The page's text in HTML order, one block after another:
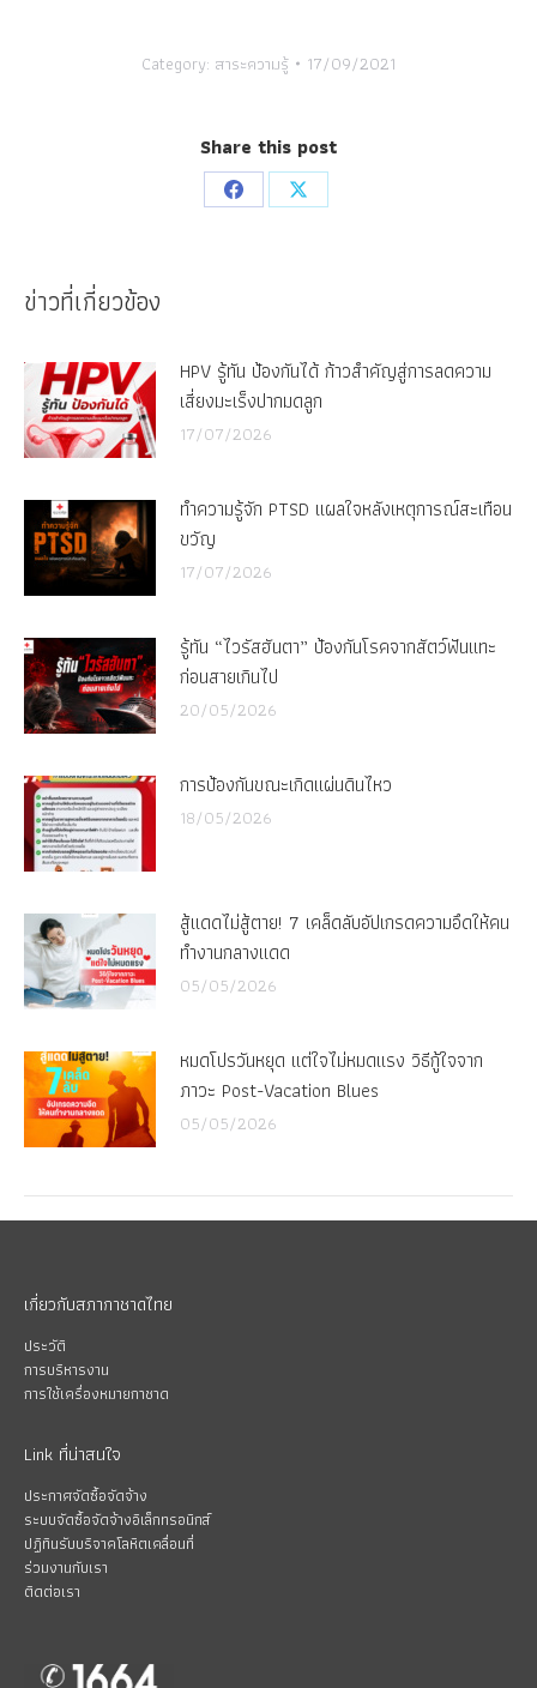
Category: สาระความรู้ 17/09/2021
Share this post
Share
Share
ข่าวที่เกี่ยวข้อง
HPV รู้ทัน ป้องกันได้ ก้าวสำคัญสู่การลดความ
เสี่ยงมะเร็งปากมดลูก
17/07/2026
ทำความรู้จัก PTSD แผลใจหลังเหตุการณ์สะเทือน
ขวัญ
17/07/2026
รู้ทัน “ไวรัสฮันตา” ป้องกันโรคจากสัตว์ฟันแทะ
ก่อนสายเกินไป
20/05/2026
การป้องกันขณะเกิดแผ่นดินไหว
18/05/2026
สู้แดดไม่สู้ตาย! 7 เคล็ดลับอัปเกรดความอึดให้คน
ทำงานกลางแดด
05/05/2026
หมดโปรวันหยุด แต่ใจไม่หมดแรง วิธีกู้ใจจาก
ภาวะ Post-Vacation Blues
05/05/2026
เกี่ยวกับสภากาชาดไทย
ประวัติ
การบริหารงาน
การใช้เครื่องหมายกาชาด
Link ที่น่าสนใจ
ประกาศจัดซื้อจัดจ้าง
ระบบจัดซื้อจัดจ้างอิเล็กทรอนิกส์
ปฏิทินรับบริจาคโลหิตเคลื่อนที่
ร่วมงานกับเรา
ติดต่อเรา